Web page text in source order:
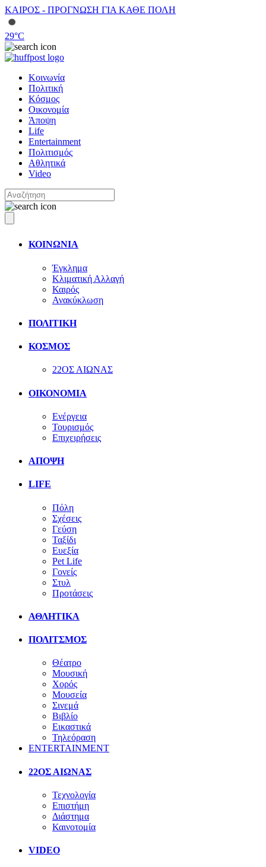
ΚΑΙΡΟΣ - ΠΡΟΓΝΩΣΗ ΓΙΑ ΚΑΘΕ ΠΟΛΗ
29°C
Κοινωνία
Πολιτική
Κόσμος
Οικονομία
Άποψη
Life
Entertainment
Πολιτισμός
Αθλητικά
Video
ΚΟΙΝΩΝΙΑ
Έγκλημα
Κλιματική Αλλαγή
Καιρός
Ανακύκλωση
ΠΟΛΙΤΙΚΗ
ΚΟΣΜΟΣ
22ΟΣ ΑΙΩΝΑΣ
ΟΙΚΟΝΟΜΙΑ
Ενέργεια
Τουρισμός
Επιχειρήσεις
ΑΠΟΨΗ
LIFE
Πόλη
Σχέσεις
Γεύση
Ταξίδι
Ευεξία
Pet Life
Γονείς
Στυλ
Προτάσεις
ΑΘΛΗΤΙΚΑ
ΠΟΛΙΤΣΜΟΣ
Θέατρο
Μουσική
Χορός
Μουσεία
Σινεμά
Βιβλίο
Εικαστικά
Τηλεόραση
ENTERTAINMENT
22ΟΣ ΑΙΩΝΑΣ
Τεχνολογία
Επιστήμη
Διάστημα
Καινοτομία
VIDEO